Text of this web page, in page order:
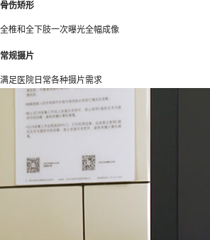
骨伤矫形
全椎和全下肢一次曝光全幅成像
常规摄片
满足医院日常各种摄片需求